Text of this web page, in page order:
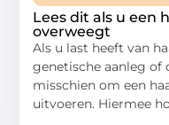
Lees dit als u een
overweegt
Als u last heeft van
genetische aanleg of
misschien om een
uitvoeren. Hiermee